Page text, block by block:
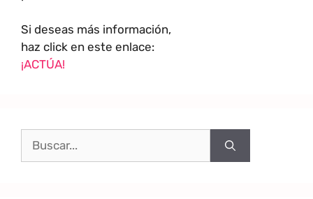
Si deseas más información,
haz click en este enlace:
¡ACTÚA!